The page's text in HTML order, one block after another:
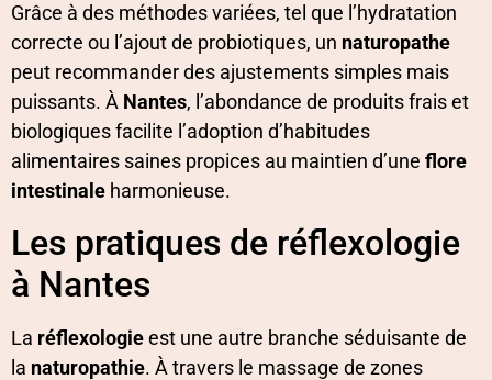
Grâce à des méthodes variées, tel que l’hydratation
correcte ou l’ajout de probiotiques, un naturopathe
peut recommander des ajustements simples mais
puissants. À Nantes, l’abondance de produits frais et
biologiques facilite l’adoption d’habitudes
alimentaires saines propices au maintien d’une flore
intestinale harmonieuse.
Les pratiques de réflexologie
à Nantes
La réflexologieest une autre branche séduisante de
la naturopathie. À travers le massage de zones